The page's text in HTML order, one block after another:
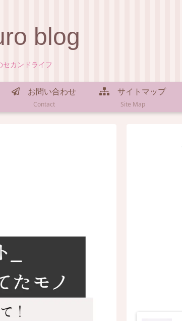
blog
セカンドライフ
お問い合わせ
Contact
サイトマップ
Site Map